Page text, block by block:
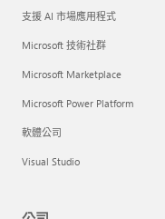
支援 AI 市場應用程式
Microsoft 技術社群
Microsoft Marketplace
Microsoft Power Platform
軟體公司
Visual Studio